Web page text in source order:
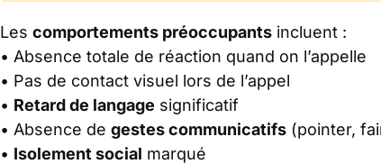
Les comportements préoccupants incluent :
• Absence totale de réaction quand on l’appelle
• Pas de contact visuel lors de l’appel
• Retard de langage significatif
• Absence de gestes communicatifs (pointer,
• Isolement social marqué